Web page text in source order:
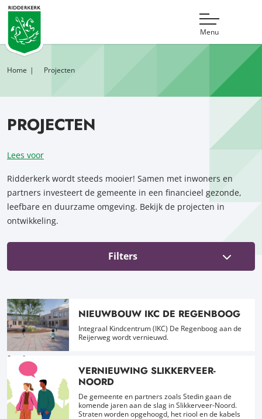
Menu
Home Projecten
PROJECTEN
Lees voor
Ridderkerk wordt steeds mooier! Samen met inwoners en
partners investeert de gemeente in een financieel gezonde,
leefbare en duurzame omgeving. Bekijk de projecten in
ontwikkeling.
FILTERS Filters
NIEUWBOUW IKC DE REGENBOOG
Integraal Kindcentrum (IKC) De Regenboog aan de
Reijerweg wordt vernieuwd.
VERNIEUWING SLIKKERVEER-
NOORD
De gemeente en partners zoals Stedin gaan de
komende jaren aan de slag in Slikkerveer-Noord.
Straten worden opgehoogd, het riool en de kabels